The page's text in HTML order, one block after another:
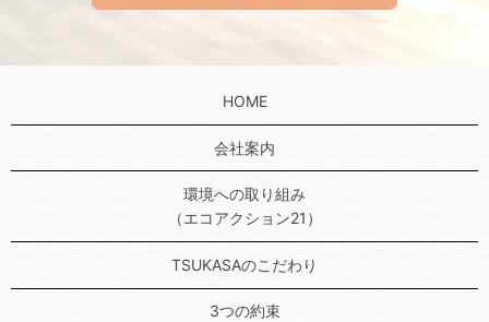
HOME
会社案内
環境への取り組み
（エコアクション21）
TSUKASAのこだわり
3つの約束